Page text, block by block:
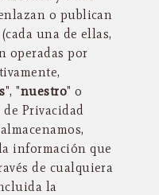
o publican
una de ellas,
operadas por
", "nuestro" o
Privacidad
información que
de cualquiera
la